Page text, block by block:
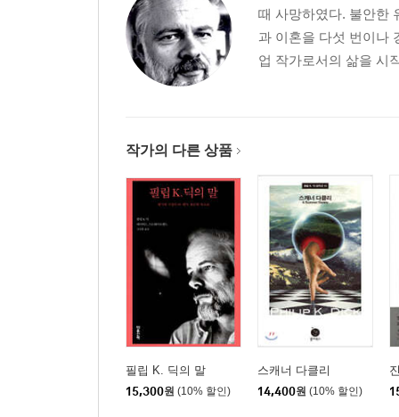
때 사망하였다. 불안한
과 이혼을 다섯 번이나
업 작가로서의 삶을 시
작가의 다른 상품
필립 K. 딕의 말
15,300원 (10% 할인)
스캐너 다클리
14,400원 (10% 할인)